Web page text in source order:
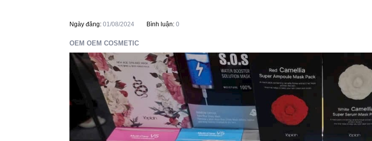
Ngày đăng: 01/08/2024 Bình luận: 0
OEM OEM COSMETIC